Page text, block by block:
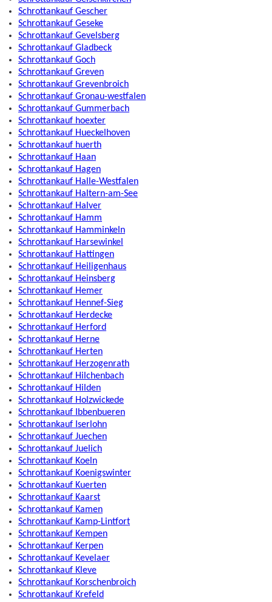
Schrottankauf Gescher
Schrottankauf Geseke
Schrottankauf Gevelsberg
Schrottankauf Gladbeck
Schrottankauf Goch
Schrottankauf Greven
Schrottankauf Grevenbroich
Schrottankauf Gronau-westfalen
Schrottankauf Gummerbach
Schrottankauf hoexter
Schrottankauf Hueckelhoven
Schrottankauf huerth
Schrottankauf Haan
Schrottankauf Hagen
Schrottankauf Halle-Westfalen
Schrottankauf Haltern-am-See
Schrottankauf Halver
Schrottankauf Hamm
Schrottankauf Hamminkeln
Schrottankauf Harsewinkel
Schrottankauf Hattingen
Schrottankauf Heiligenhaus
Schrottankauf Heinsberg
Schrottankauf Hemer
Schrottankauf Hennef-Sieg
Schrottankauf Herdecke
Schrottankauf Herford
Schrottankauf Herne
Schrottankauf Herten
Schrottankauf Herzogenrath
Schrottankauf Hilchenbach
Schrottankauf Hilden
Schrottankauf Holzwickede
Schrottankauf Ibbenbueren
Schrottankauf Iserlohn
Schrottankauf Juechen
Schrottankauf Juelich
Schrottankauf Koeln
Schrottankauf Koenigswinter
Schrottankauf Kuerten
Schrottankauf Kaarst
Schrottankauf Kamen
Schrottankauf Kamp-Lintfort
Schrottankauf Kempen
Schrottankauf Kerpen
Schrottankauf Kevelaer
Schrottankauf Kleve
Schrottankauf Korschenbroich
Schrottankauf Krefeld